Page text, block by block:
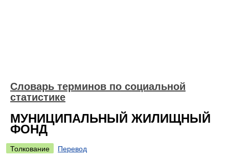
Словарь терминов по социальной
статистике
МУНИЦИПАЛЬНЫЙ ЖИЛИЩНЫЙ
ФОНД
Толкование
Перевод